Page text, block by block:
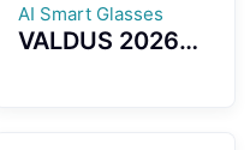
AI Smart Glasses
VALDUS 2026